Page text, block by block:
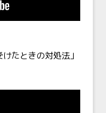
たときの対処法」